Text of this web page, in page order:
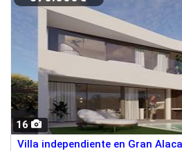
16
Villa independiente en Gran